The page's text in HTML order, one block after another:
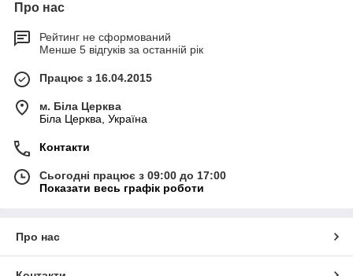
Про нас
Рейтинг не сформований
Менше 5 відгуків за останній рік
Працює з 16.04.2015
м. Біла Церква
Біла Церква, Україна
Контакти
Сьогодні працює з 09:00 до 17:00
Показати весь графік роботи
Про нас